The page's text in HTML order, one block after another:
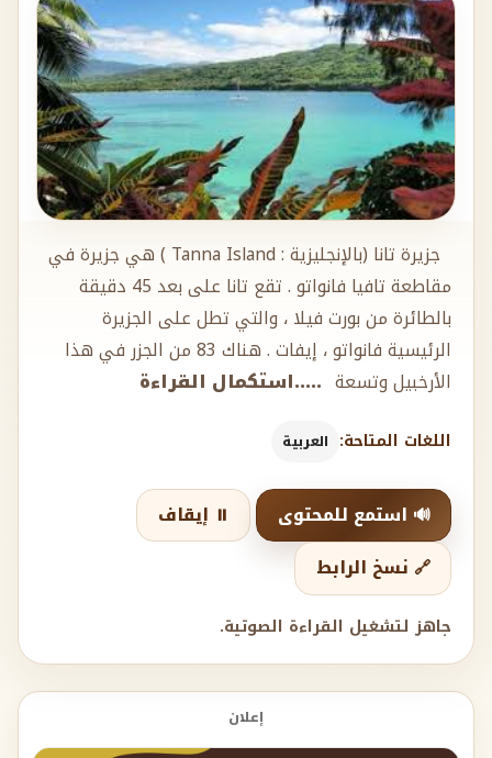
جزيرة تانا (بالإنجليزية : Tanna Island ) هي جزيرة في
مقاطعة تافيا فانواتو . تقع تانا على بعد 45 دقيقة
بالطائرة من بورت فيلا ، والتي تطل على الجزيرة
الرئيسية فانواتو ، إيفات . هناك 83 من الجزر في هذا
الأرخبيل وتسعة .....استكمال القراءة
اللغات المتاحة: العربية
🔊 استمع للمحتوى
⏸️ إيقاف
🔗 نسخ الرابط
جاهز لتشغيل القراءة الصوتية.
إعلان